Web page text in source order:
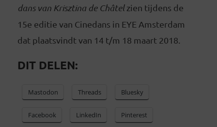
dans van Krisztina de Châtelzien tijdens de
15e editie van Cinedans in EYE Amsterdam
dat plaatsvindt van 14 t/m 18 maart 2018.
DIT DELEN:
Mastodon Threads Bluesky
Facebook LinkedIn Pinterest